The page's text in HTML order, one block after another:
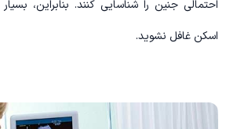
احتمالی جنین را شناسایی کنند. بنابراین،
اسکن غافل نشوید.